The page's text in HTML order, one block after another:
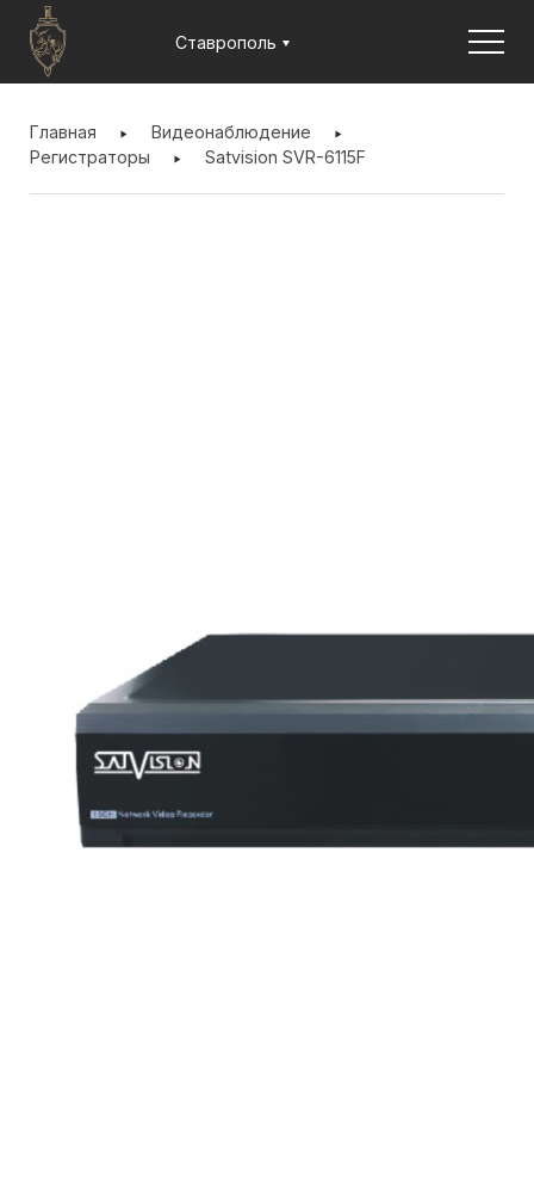
Ставрополь
ЗДЕСЬ
Главная
Видеонаблюдение
Регистраторы
Satvision SVR-6115F